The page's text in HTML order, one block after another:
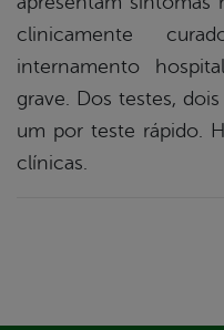
clinicamente
internamento
grave. Dos testes,
um por teste rápido.
clínicas.